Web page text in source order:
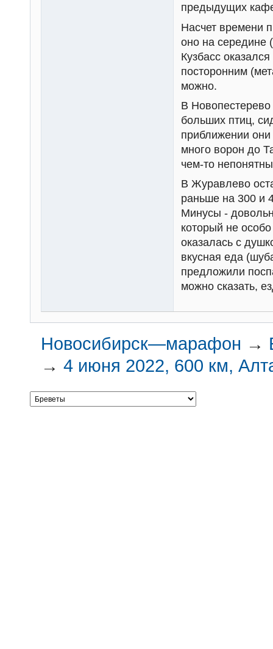
предыдущих
Насчет времени
оно на середине
Кузбасс
посторонним
можно.
В Новопестерево
больших птиц,
приближении
много ворон до
чем-то
В Журавлево
раньше на 300 и
Минусы -
который не
оказалась с
вкусная еда
предложили
можно сказать,
Новосибирск—марафон →
→4 июня 2022, 600 км,